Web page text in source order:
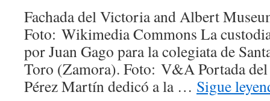
Fachada del Victoria and Albert
Foto: Wikimedia Commons La
por Juan Gago para la colegiata de
Toro (Zamora). Foto: V&A Portada
Pérez Martín dedicó a la … Sigue